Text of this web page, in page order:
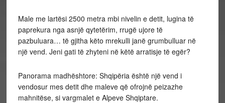
Male me lartësi 2500 metra mbi nivelin e detit, lugina të
paprekura nga asnjë qytetërim, rrugë ujore të
pazbuluara… të gjitha këto mrekulli janë grumbulluar në
një vend. Jeni gati të zhyteni në këtë arratisje të egër?
Panorama madhështore: Shqipëria është një vend i
vendosur mes detit dhe maleve që ofrojnë peizazhe
mahnitëse, si vargmalet e Alpeve Shqiptare.